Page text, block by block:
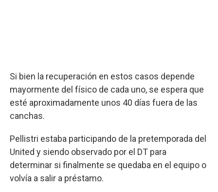
Si bien la recuperación en estos casos depende
mayormente del físico de cada uno, se espera que
esté aproximadamente unos 40 días fuera de las
canchas.
Pellistri estaba participando de la pretemporada del
United y siendo observado por el DT para
determinar si finalmente se quedaba en el equipo o
volvía a salir a préstamo.